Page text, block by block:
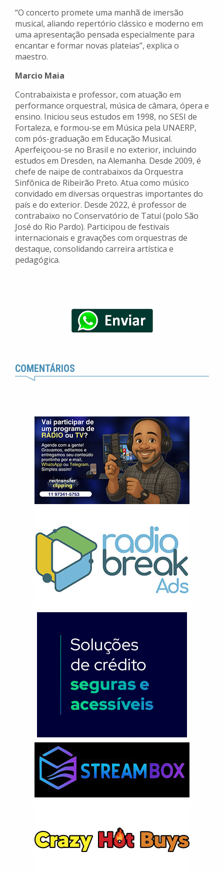
“O concerto promete uma manhã de imersão
musical, aliando repertório clássico e moderno em
uma apresentação pensada especialmente para
encantar e formar novas plateias”, explica o
maestro.
Marcio Maia
Contrabaixista e professor, com atuação em
performance orquestral, música de câmara, ópera e
ensino. Iniciou seus estudos em 1998, no SESI de
Fortaleza, e formou-se em Música pela UNAERP,
com pós-graduação em Educação Musical.
Aperfeiçoou-se no Brasil e no exterior, incluindo
estudos em Dresden, na Alemanha. Desde 2009, é
chefe de naipe de contrabaixos da Orquestra
Sinfônica de Ribeirão Preto. Atua como músico
convidado em diversas orquestras importantes do
país e do exterior. Desde 2022, é professor de
contrabaixo no Conservatório de Tatuí (polo São
José do Rio Pardo). Participou de festivais
internacionais e gravações com orquestras de
destaque, consolidando carreira artística e
pedagógica.
COMENTÁRIOS